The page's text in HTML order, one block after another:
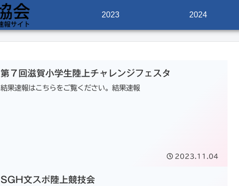
2023 2024
第７回滋賀小学生陸上チャレンジフェスタ
結果速報はこちらをご覧ください。結果速報
2023.11.04
SGH文スポ陸上競技会